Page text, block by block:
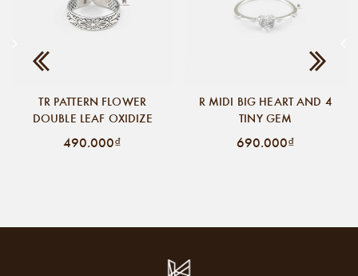
TR PATTERN FLOWER
DOUBLE LEAF OXIDIZE
490.000₫
R MIDI BIG HEART AND 4
TINY GEM
690.000₫